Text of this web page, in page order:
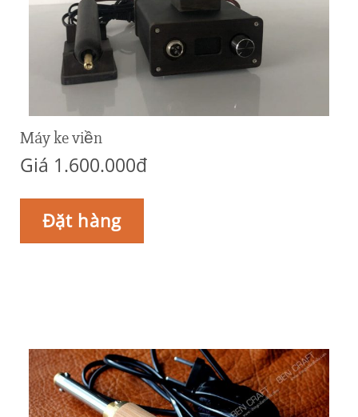
Máy ke viền
Giá 1.600.000đ
Đặt hàng